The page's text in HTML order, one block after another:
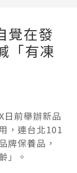
覺在發
「有凍
日前舉辦新品
，連台北101
牌保養品，
」。